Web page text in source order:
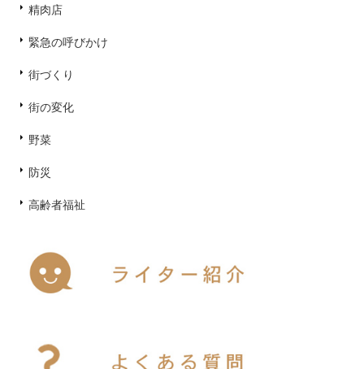
精肉店
緊急の呼びかけ
街づくり
街の変化
野菜
防災
高齢者福祉